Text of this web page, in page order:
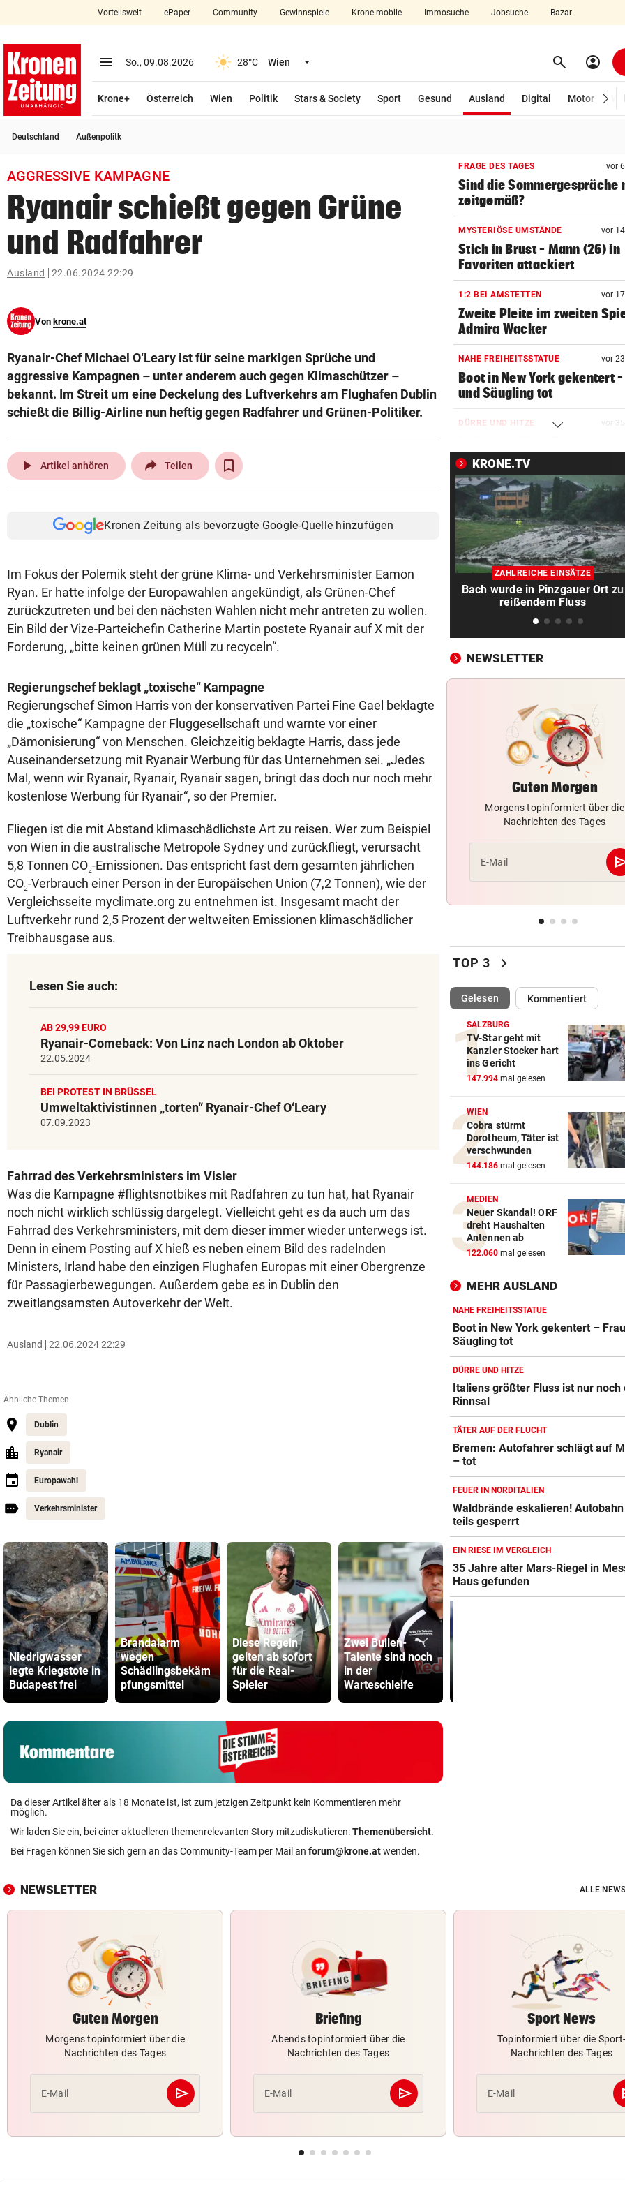
closeSchließen
account_circle Anmelden
arrow_right
bookmark
search
Suchbegriff
eingeben
© Krone Multimedia GmbH & Co KG 2026
Vorteilswelt ePaper Community Gewinnspiele Krone mobile Immosuche Jobsuche Bazar
menu Menü aufklappen
So., 09.08.2026 28°C Wien Menü aufklappen search Suchen
account_circle
Krone+ Österreich Wien Politik Stars & Society Sport Gesund Ausland
Digital
Motor
Deutschland Außenpolitk
AGGRESSIVE KAMPAGNE
Ryanair schießt gegen Grüne
und Radfahrer
Ausland 22.06.2024 22:29
Von krone.at
Ryanair-Chef Michael O‘Leary ist für seine markigen Sprüche und
aggressive Kampagnen – unter anderem auch gegen Klimaschützer –
bekannt. Im Streit um eine Deckelung des Luftverkehrs am Flughafen Dublin
schießt die Billig-Airline nun heftig gegen Radfahrer und Grünen-Politiker.
play_arrow Artikel anhören Teilen
Kronen Zeitung als bevorzugte Google-Quelle hinzufügen
Im Fokus der Polemik steht der grüne Klima- und Verkehrsminister Eamon
Ryan. Er hatte infolge der Europawahlen angekündigt, als Grünen-Chef
zurückzutreten und bei den nächsten Wahlen nicht mehr antreten zu wollen.
Ein Bild der Vize-Parteichefin Catherine Martin postete Ryanair auf X mit der
Forderung, „bitte keinen grünen Müll zu recyceln“.
Regierungschef beklagt „toxische“ Kampagne
Regierungschef Simon Harris von der konservativen Partei Fine Gael beklagte
die „toxische“ Kampagne der Fluggesellschaft und warnte vor einer
„Dämonisierung“ von Menschen. Gleichzeitig beklagte Harris, dass jede
Auseinandersetzung mit Ryanair Werbung für das Unternehmen sei. „Jedes
Mal, wenn wir Ryanair, Ryanair, Ryanair sagen, bringt das doch nur noch mehr
kostenlose Werbung für Ryanair“, so der Premier.
Fliegen ist die mit Abstand klimaschädlichste Art zu reisen. Wer zum Beispiel
von Wien in die australische Metropole Sydney und zurückfliegt, verursacht
5,8 Tonnen CO₂-Emissionen. Das entspricht fast dem gesamten jährlichen
CO₂-Verbrauch einer Person in der Europäischen Union (7,2 Tonnen), wie der
Vergleichsseite myclimate.org zu entnehmen ist. Insgesamt macht der
Luftverkehr rund 2,5 Prozent der weltweiten Emissionen klimaschädlicher
Treibhausgase aus.
Lesen Sie auch:
AB 29,99 EURO
Ryanair-Comeback: Von Linz nach London ab Oktober
22.05.2024
BEI PROTEST IN BRÜSSEL
Umweltaktivistinnen „torten“ Ryanair-Chef O‘Leary
07.09.2023
Fahrrad des Verkehrsministers im Visier
Was die Kampagne #flightsnotbikes mit Radfahren zu tun hat, hat Ryanair
noch nicht wirklich schlüssig dargelegt. Vielleicht geht es da auch um das
Fahrrad des Verkehrsministers, mit dem dieser immer wieder unterwegs ist.
Denn in einem Posting auf X hieß es neben einem Bild des radelnden
Ministers, Irland habe den einzigen Flughafen Europas mit einer Obergrenze
für Passagierbewegungen. Außerdem gebe es in Dublin den
zweitlangsamsten Autoverkehr der Welt.
Ausland 22.06.2024 22:29
Ähnliche Themen
Dublin
Ryanair
Europawahl
Verkehrsminister
Niedrigwasser
legte Kriegstote in
Budapest frei
Brandalarm
wegen
Schädlingsbekäm
pfungsmittel
Diese Regeln
gelten ab sofort
für die Real-
Spieler
Zwei Bullen-
Talente sind noch
in der
Warteschleife
Da dieser Artikel älter als 18 Monate ist, ist zum jetzigen Zeitpunkt kein Kommentieren mehr
möglich.
Wir laden Sie ein, bei einer aktuelleren themenrelevanten Story mitzudiskutieren:Themenübersicht.
Bei Fragen können Sie sich gern an das Community-Team per Mail an forum@krone.atwenden.
FRAGE DES TAGES vor
Sind die Sommergespräche
zeitgemäß?
MYSTERIÖSE UMSTÄNDE vor
Stich in Brust – Mann (26) in
Favoriten attackiert
1:2 BEI AMSTETTEN vor
Zweite Pleite im zweiten
Admira Wacker
NAHE FREIHEITSSTATUE vor
Boot in New York gekentert
und Säugling tot
DÜRRE UND HITZE vor
ein Rinnsal
AUF MARIAHILFER STRASSE vor 42
Mann mit Stanleymesser ins
Gesicht gestochen
DFB-PROFI PACKT AUS: vor
Nagelsmann? „Wie das 3
abgelaufen ist …“
Ö3-Star Gabi Hiller teilt
zuckersüße Baby-News
42 FLORIANI IM EINSATZ vor
Gelände gestürzt
NACH ANSTURM AUF CEUTA vor
Streit zwischen Rom und
Brunner vermittelt
ZUR LAGE DER PARTEIEN vor
FPÖ immer stärker, zieht
die ÖVP-Reißleine?
vor
flüchtet nach Unfall
Säure-Einbrecher in Wien-
Ottakring am Werk
ALLE TITEL WEG, ABER:
Ex-Prinz Andrew soll royales
Begräbnis erhalten
NACH „KRONE“-BERICHT vor
ORF beruhigt: „Meiste mehr
einen Empfangsweg“
DEUTLICHE WORTE vor
„Katastrophal“: Benatia
mit Ex-Klub ab
WAREN ES JÄGER?
Frau entdeckte
ihrem Auto
JEDE 5. IST GEFÄHRDET vor
Frauen die Pension
MIT DROGEN IM GEPÄCK vor 2
Mädchen (8) von E-Scooter-
Fahrer niedergerast
BEI FLUCHTVERSUCH vor 2
Polizisten von
mitgeschleift
KRONE.TV
ZAHLREICHE EINSÄTZE
Bach wurde in Pinzgauer Ort zu
reißendem Fluss
NEWSLETTER
Guten Morgen
Morgens topinformiert über die
Nachrichten des Tages
E-Mail
TOP 3 chevron_right
Gelesen(ausgewählt)Kommentiert
SALZBURG
TV-Star geht mit
Kanzler Stocker hart
ins Gericht
147.994 mal gelesen
WIEN
Cobra stürmt
Dorotheum, Täter ist
verschwunden
144.186 mal gelesen
MEDIEN
Neuer Skandal! ORF
dreht Haushalten
Antennen ab
122.060 mal gelesen
MEHR AUSLAND
NAHE FREIHEITSSTATUE
Boot in New York gekentert –
Säugling tot
DÜRRE UND HITZE
Italiens größter Fluss ist nur noch
Rinnsal
TÄTER AUF DER FLUCHT
Bremen: Autofahrer schlägt auf
– tot
FEUER IN NORDITALIEN
Waldbrände eskalieren!
teils gesperrt
EIN RIESE IM VERGLEICH
35 Jahre alter Mars-Riegel in
Haus gefunden
NEWSLETTER ALLE
Guten Morgen
Morgens topinformiert über die
Nachrichten des Tages
E-Mail send
Abschicken
Briefing
Abends topinformiert über die
Nachrichten des Tages
E-Mail send
Abschicken
Sport News
Topinformiert über die Sport-
Nachrichten des Tages
E-Mail